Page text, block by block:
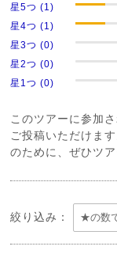
星5つ (1)
星4つ (1)
星3つ (0)
星2つ (0)
星1つ (0)
このツアーに参加
ご投稿いただけま
のために、ぜひツ
絞り込み：